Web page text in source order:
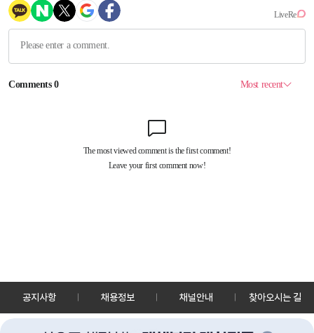
공지사항 채용정보 채널안내 찾아오시는 길